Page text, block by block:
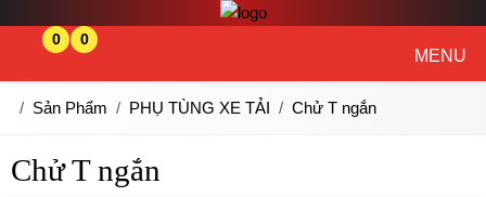
0 0
MENU
Sản Phẩm PHỤ TÙNG XE TẢI Chử T ngắn
Chử T ngắn